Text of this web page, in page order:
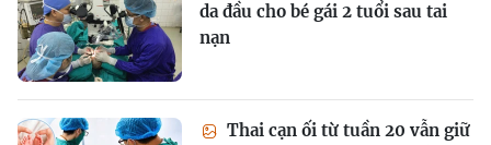
da đầu cho bé gái 2 tuổi sau tai
nạn
Thai cạn ối từ tuần 20 vẫn giữ